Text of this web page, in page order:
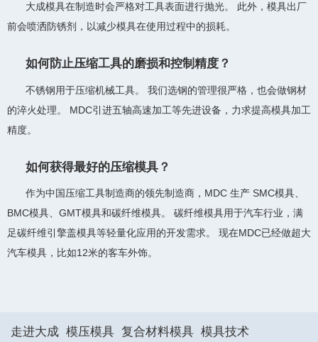
大成模具在制造时会严格对工具表面进行抛光。 此外，模具出厂
前会喷洒防锈剂，以减少模具在使用过程中的损耗。
如何防止压缩工具的磨损和控制精度？
不锈钢用于压缩机械工具。 我们选钢的管理很严格，也会做钢材
的淬火处理。 MDC引进五轴高速加工等先进设备，力求提高模具加工
精度。
如何获得最好的压缩模具？
作为中国压缩工具制造商的领先制造商，MDC 生产 SMC模具、
BMC模具、GMT模具和碳纤维模具。 碳纤维模具用于汽车行业，满
足碳纤维引擎盖模具等轻量化应用的开发需求。 现在MDC已经做超大
汽车模具，比如12米的客车外饰。
走进大成 模压模具 复合材料模具 模具技术